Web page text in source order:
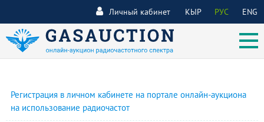
КЫР РУС ENG
Личный кабинет
Регистрация в личном кабинете на портале онлайн-аукциона
на использование радиочастот